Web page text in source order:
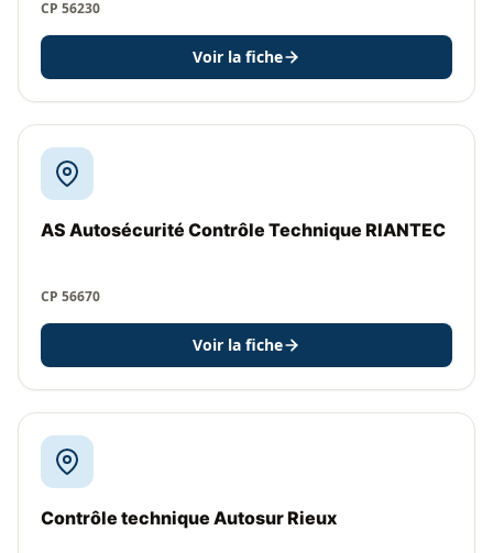
CP 56230
Voir la fiche
AS Autosécurité Contrôle Technique RIANTEC
CP 56670
Voir la fiche
Contrôle technique Autosur Rieux